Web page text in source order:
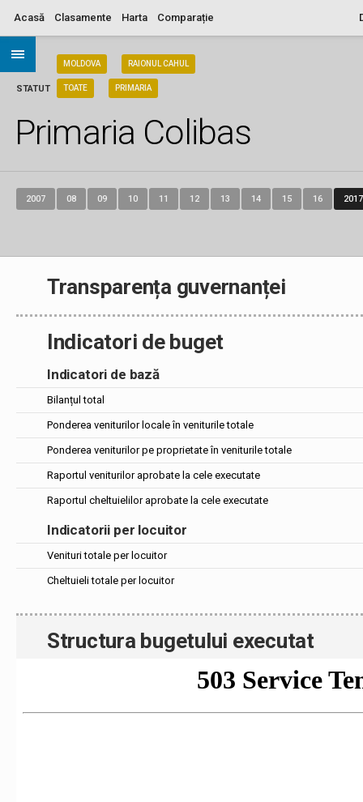
Acasă Clasamente Harta Comparație
STATUT
MOLDOVA RAIONUL CAHUL
TOATE PRIMARIA
Primaria Colibas
2007 08 09 10 11 12 13 14 15 16 2017
Transparența guvernanței
Indicatori de buget
Indicatori de bază
Bilanțul total
Ponderea veniturilor locale în veniturile totale
Ponderea veniturilor pe proprietate în veniturile totale
Raportul veniturilor aprobate la cele executate
Raportul cheltuielilor aprobate la cele executate
Indicatorii per locuitor
Venituri totale per locuitor
Cheltuieli totale per locuitor
Structura bugetului executat